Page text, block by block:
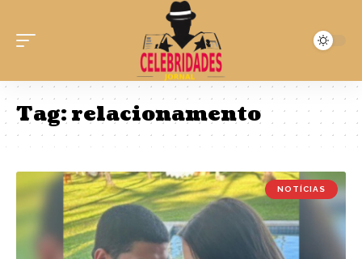
Tag:relacionamento
NOTÍCIAS